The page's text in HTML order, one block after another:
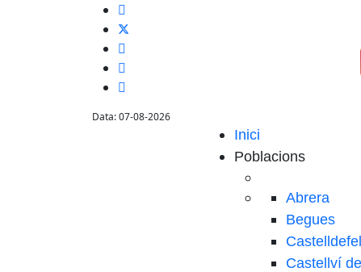
Data: 07-08-2026
Inici
Poblacions
Abrera
Begues
Castellví de